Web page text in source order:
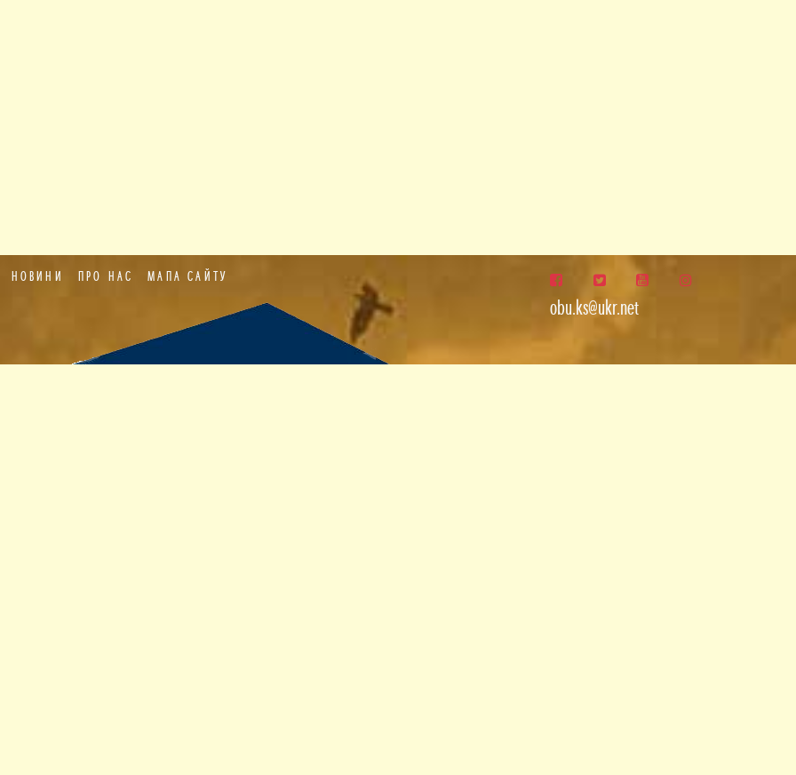
НОВИНИ ПРО НАС МАПА САЙТУ
obu.ks@ukr.net